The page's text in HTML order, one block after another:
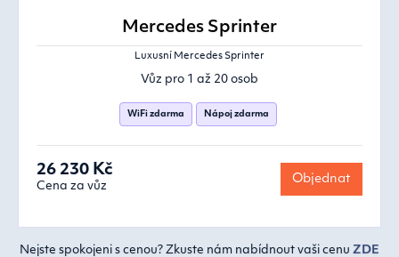
Mercedes Sprinter
Luxusní Mercedes Sprinter
Vůz pro 1 až 20 osob
WiFi zdarma Nápoj zdarma
26 230 Kč
Cena za vůz
Objednat
Nejste spokojeni s cenou? Zkuste nám nabídnout vaši cenu ZDE